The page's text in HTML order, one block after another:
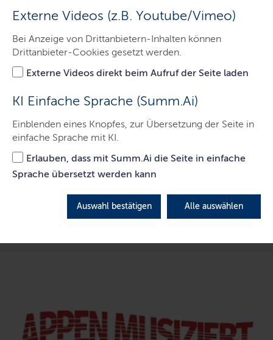
Externe Videos (z.B. Youtube/Vimeo)
Bei Anzeige von Drittanbietern-Inhalten können
Drittanbieter-Cookies gesetzt werden.
Externe Videos direkt beim Aufruf der Seite laden
KI Einfache Sprache (Summ.Ai)
Einblenden eines Knopfes, zur Übersetzung der Seite in
einfache Sprache mit KI.
Erlauben, dass mit Summ.Ai die Seite in einfache
Sprache übersetzt werden kann
Auswahl bestätigen Alle auswählen
Verkehrssicherheit
Fahndungen
Keine Gewalt gegen Kinder und
Jugendliche
Schleswig-Holstein und Appen musiziert